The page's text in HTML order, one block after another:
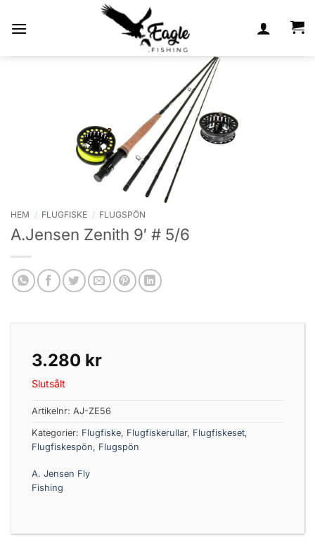
HEM / FLUGFISKE / FLUGSPÖN
A.Jensen Zenith 9′ # 5/6
3.280 kr
Slutsålt
Artikelnr: AJ-ZE56
Kategorier: Flugfiske, Flugfiskerullar, Flugfiskeset,
Flugfiskespön, Flugspön
A. Jensen Fly
Fishing